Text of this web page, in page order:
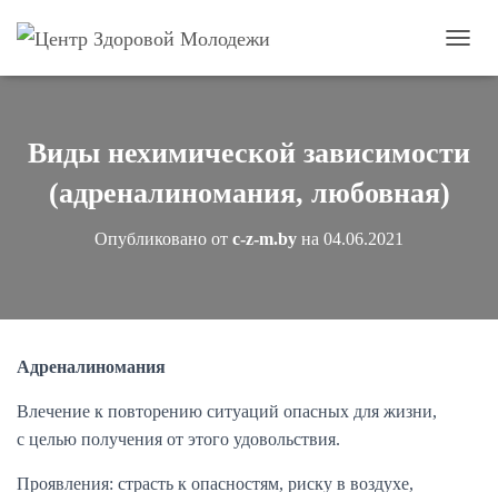
е
л
Виды нехимической зависимости
(адреналиномания, любовная)
Опубликовано от c-z-m.by на 04.06.2021
Адреналиномания
Влечение к повторению ситуаций опасных для жизни,
с целью получения от этого удовольствия.
Проявления: страсть к опасностям, риску в воздухе,